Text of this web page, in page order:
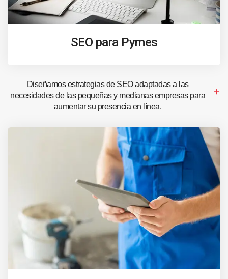
SEO para Pymes
Diseñamos estrategias de SEO adaptadas a las
necesidades de las pequeñas y medianas empresas para
aumentar su presencia en línea.